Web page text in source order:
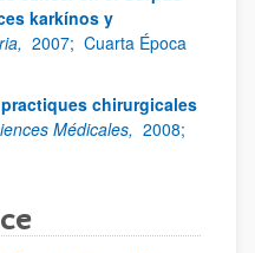
karkínos y
2007; Cuarta Época
chirurgicales
Médicales, 2008;